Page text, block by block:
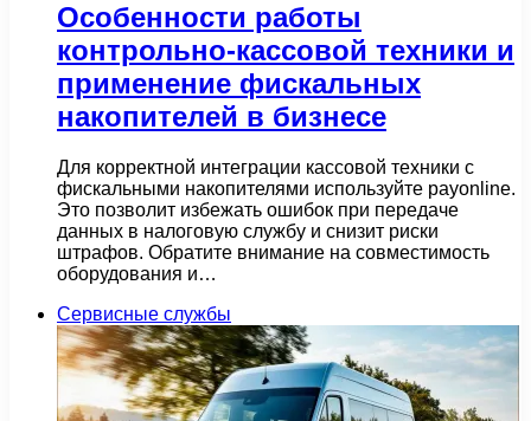
Особенности работы
контрольно-кассовой техники и
применение фискальных
накопителей в бизнесе
Для корректной интеграции кассовой техники с
фискальными накопителями используйте payonline.
Это позволит избежать ошибок при передаче
данных в налоговую службу и снизит риски
штрафов. Обратите внимание на совместимость
оборудования и…
Сервисные службы